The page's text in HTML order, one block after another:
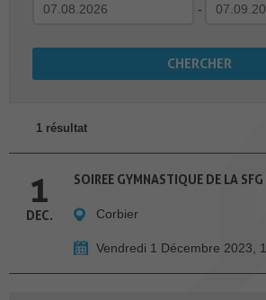
-
1 résultat
1
DEC.
SOIREE GYMNASTIQUE DE LA SFG
Corbier
Vendredi 1 Décembre 2023,